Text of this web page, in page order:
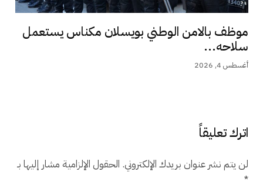
موظف بالامن الوطني بويسلان مكناس يستعمل
سلاحه...
أغسطس 4, 2026
اترك تعليقاً
لن يتم نشر عنوان بريدك الإلكتروني. الحقول الإلزامية مشار إليها بـ
*